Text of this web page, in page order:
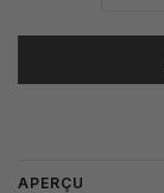
APERÇU